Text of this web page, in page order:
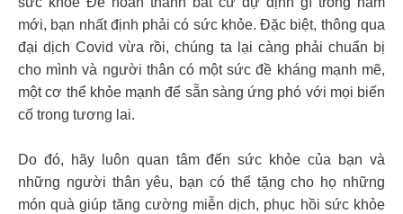
mới, bạn nhất định phải có sức khỏe. Đặc biệt, thông qua
đại dịch Covid vừa rồi, chúng ta lại càng phải chuẩn bị
cho mình và người thân có một sức đề kháng mạnh mẽ,
một cơ thể khỏe mạnh để sẵn sàng ứng phó với mọi biến
cố trong tương lai.
Do đó, hãy luôn quan tâm đến sức khỏe của bạn và
những người thân yêu, bạn có thể tặng cho họ những
món quà giúp tăng cường miễn dịch, phục hồi sức khỏe